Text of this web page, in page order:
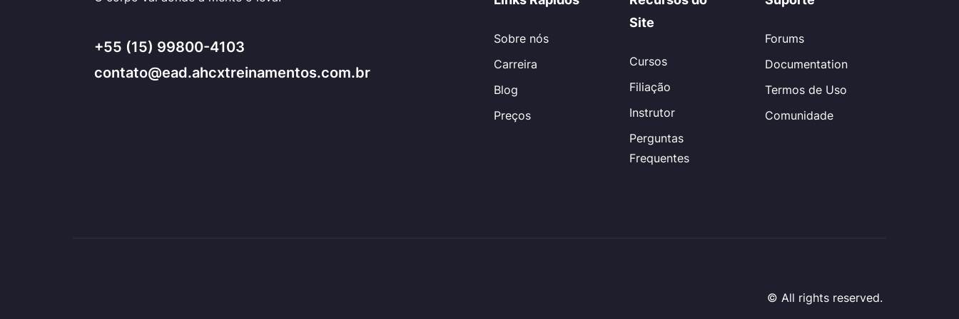
+55 (15) 99800-4103
contato@ead.ahcxtreinamentos.com.br
Sobre nós
Carreira
Blog
Preços
Site
Cursos
Filiação
Instrutor
Perguntas
Frequentes
Forums
Documentation
Termos de Uso
Comunidade
© All rights reserved.